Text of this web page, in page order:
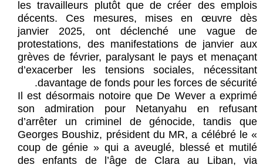
les travailleurs plutôt que de créer des emplois
décents. Ces mesures, mises en œuvre dès
janvier 2025, ont déclenché une vague de
protestations, des manifestations de janvier aux
grèves de février, paralysant le pays et menaçant
d’exacerber les tensions sociales, nécessitant
davantage de fonds pour les forces de sécurité.
Il est désormais notoire que De Wever a exprimé
son admiration pour Netanyahu en refusant
d’arrêter un criminel de génocide, tandis que
Georges Boushiz, président du MR, a célébré le «
coup de génie » qui a aveuglé, blessé et mutilé
des enfants de l’âge de Clara au Liban, via